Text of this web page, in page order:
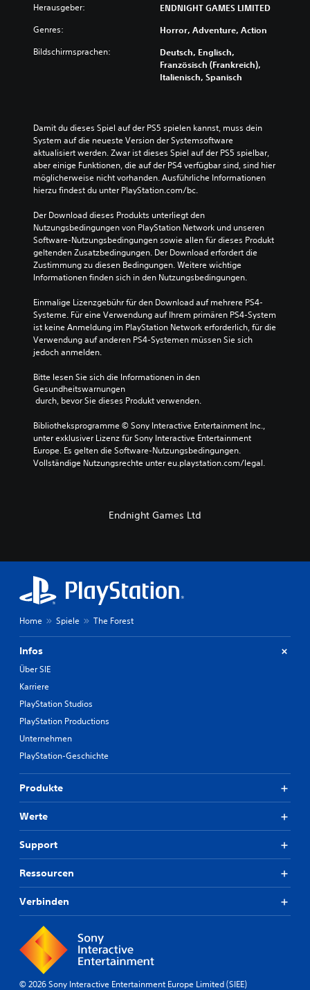
Herausgeber: ENDNIGHT GAMES LIMITED
Genres: Horror, Adventure, Action
Bildschirmsprachen:
Deutsch, Englisch,
Französisch (Frankreich),
Italienisch, Spanisch
Damit du dieses Spiel auf der PS5 spielen kannst, muss dein
System auf die neueste Version der Systemsoftware
aktualisiert werden. Zwar ist dieses Spiel auf der PS5 spielbar,
aber einige Funktionen, die auf der PS4 verfügbar sind, sind hier
möglicherweise nicht vorhanden. Ausführliche Informationen
hierzu findest du unter PlayStation.com/bc.
Der Download dieses Produkts unterliegt den
Nutzungsbedingungen von PlayStation Network und unseren
Software-Nutzungsbedingungen sowie allen für dieses Produkt
geltenden Zusatzbedingungen. Der Download erfordert die
Zustimmung zu diesen Bedingungen. Weitere wichtige
Informationen finden sich in den Nutzungsbedingungen.
Einmalige Lizenzgebühr für den Download auf mehrere PS4-
Systeme. Für eine Verwendung auf Ihrem primären PS4-System
ist keine Anmeldung im PlayStation Network erforderlich, für die
Verwendung auf anderen PS4-Systemen müssen Sie sich
jedoch anmelden.
Bitte lesen Sie sich die Informationen in den
Gesundheitswarnungen
durch, bevor Sie dieses Produkt verwenden.
Bibliotheksprogramme © Sony Interactive Entertainment Inc.,
unter exklusiver Lizenz für Sony Interactive Entertainment
Europe. Es gelten die Software-Nutzungsbedingungen.
Vollständige Nutzungsrechte unter eu.playstation.com/legal.
Endnight Games Ltd
Home Spiele The Forest
Infos
Über SIE
Karriere
PlayStation Studios
PlayStation Productions
Unternehmen
PlayStation-Geschichte
Produkte
Werte
Support
Ressourcen
Verbinden
© 2026 Sony Interactive Entertainment Europe Limited (SIEE)